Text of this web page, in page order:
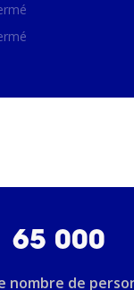
65 000
nombre de